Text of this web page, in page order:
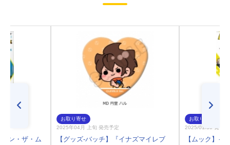
ン・ザ・ム
お取り寄せ
2025年04月 上旬 発売予定
【グッズ-バッチ】『イナズマイレブ
お取り寄せ
2025/01/30 発売
【ムック】イ